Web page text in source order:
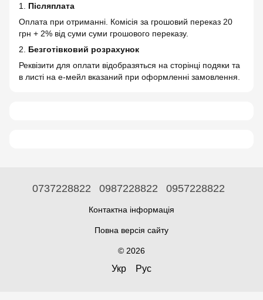
1. Післяплата
Оплата при отриманні. Комісія за грошовий переказ 20
грн + 2% від суми суми грошового переказу.
2. Безготівковий розрахунок
Реквізити для оплати відобразяться на сторінці подяки та
в листі на е-мейл вказаний при оформленні замовлення.
0737228822 0987228822 0957228822
Контактна інформація
Повна версія сайту
© 2026
Укр Рус